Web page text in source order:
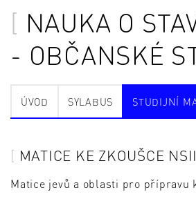
NAUKA O
- OBČANSKÉ
ÚVOD SYLABUS STUDIJNÍ
MATICE KE ZKOUŠCE
Matice jevů a oblasti pro přípravu